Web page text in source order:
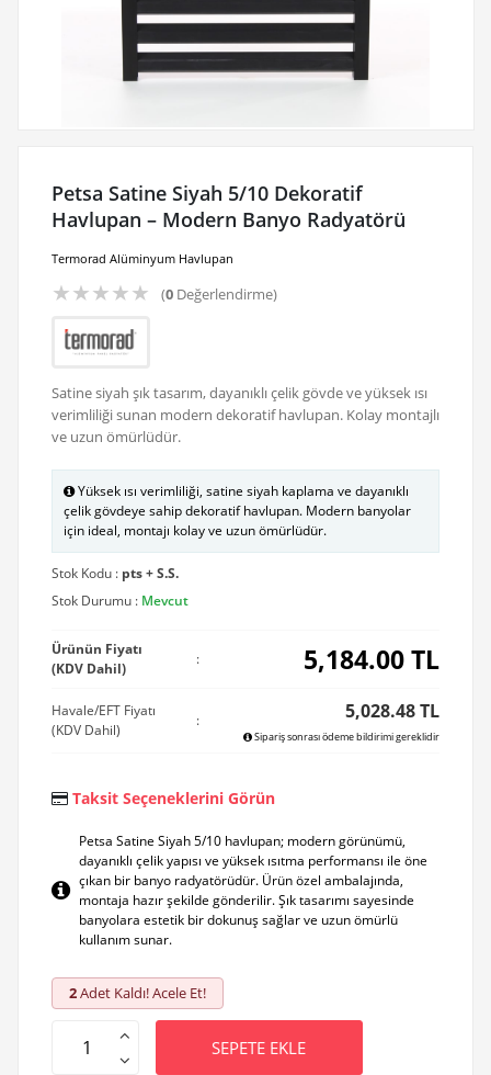
Petsa Satine Siyah 5/10 Dekoratif
Havlupan – Modern Banyo Radyatörü
Termorad Alüminyum Havlupan
★★★★★ (0Değerlendirme)
Satine siyah şık tasarım, dayanıklı çelik gövde ve yüksek ısı
verimliliği sunan modern dekoratif havlupan. Kolay montajlı
ve uzun ömürlüdür.
Yüksek ısı verimliliği, satine siyah kaplama ve dayanıklı
çelik gövdeye sahip dekoratif havlupan. Modern banyolar
için ideal, montajı kolay ve uzun ömürlüdür.
Stok Kodu : pts + S.S.
Stok Durumu : Mevcut
Ürünün Fiyatı
(KDV Dahil)
: 5,184.00TL
Havale/EFT Fiyatı
(KDV Dahil)
: 5,028.48 TL
Sipariş sonrası ödeme bildirimi gereklidir
Taksit Seçeneklerini Görün
Petsa Satine Siyah 5/10 havlupan; modern görünümü,
dayanıklı çelik yapısı ve yüksek ısıtma performansı ile öne
çıkan bir banyo radyatörüdür. Ürün özel ambalajında,
montaja hazır şekilde gönderilir. Şık tasarımı sayesinde
banyolara estetik bir dokunuş sağlar ve uzun ömürlü
kullanım sunar.
2Adet Kaldı! Acele Et!
SEPETE EKLE